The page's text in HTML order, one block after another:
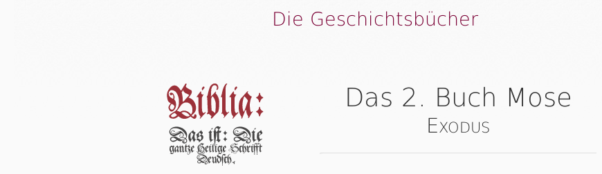
Die Geschichtsbücher
Das 2. Buch Mose
Exodus